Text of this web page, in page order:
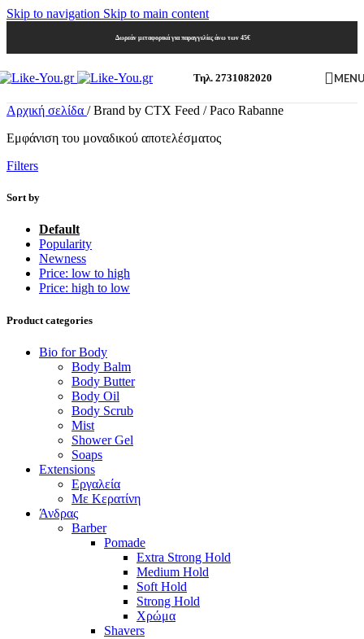
Skip to navigation Skip to main content
Δωρεάν μεταφορικά για παραγγελίες άνω των 45€
Τηλ. 2731082020
Αρχική σελίδα / Brand by CTX Feed / Paco Rabanne
Εμφάνιση του μοναδικού αποτελέσματος
Filters
Sort by
Default
Popularity
Newness
Price: low to high
Price: high to low
Product categories
Bio for Body
Body Balm
Body Butter
Body Oil
Body Scrub
Mist
Shower Gel
Soaps
Extensions
Εργαλεία
Με Κερατίνη
Άνδρας
Barber
Pomade
Extra Strong Hold
Medium Hold
Soft Hold
Strong Hold
Χρώμα
Shavers